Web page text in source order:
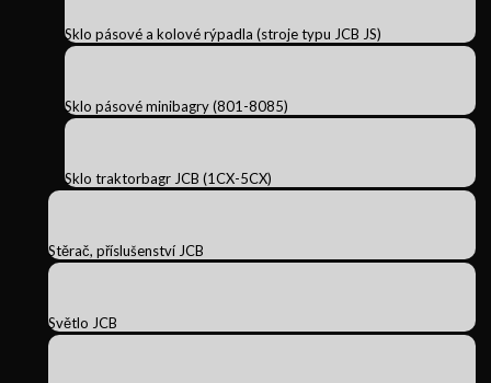
Sklo pásové a kolové rýpadla (stroje typu JCB JS)
Sklo pásové minibagry (801-8085)
Sklo traktorbagr JCB (1CX-5CX)
Stěrač, příslušenství JCB
Světlo JCB